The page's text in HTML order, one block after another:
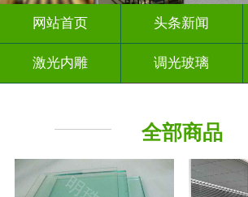
网站首页 头条新闻
激光内雕 调光玻璃
全部商品